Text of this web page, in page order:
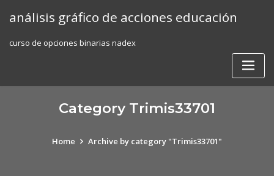
análisis gráfico de acciones educación
curso de opciones binarias nadex
Category Trimis33701
Home Archive by category "Trimis33701"